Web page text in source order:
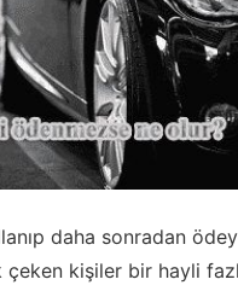
daha sonradan
kişiler bir hayli